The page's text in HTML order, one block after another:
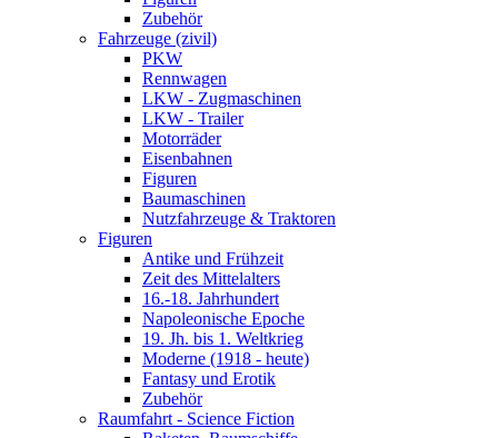
Zubehör
Fahrzeuge (zivil)
PKW
Rennwagen
LKW - Zugmaschinen
LKW - Trailer
Motorräder
Eisenbahnen
Figuren
Baumaschinen
Nutzfahrzeuge & Traktoren
Figuren
Antike und Frühzeit
Zeit des Mittelalters
16.-18. Jahrhundert
Napoleonische Epoche
19. Jh. bis 1. Weltkrieg
Moderne (1918 - heute)
Fantasy und Erotik
Zubehör
Raumfahrt - Science Fiction